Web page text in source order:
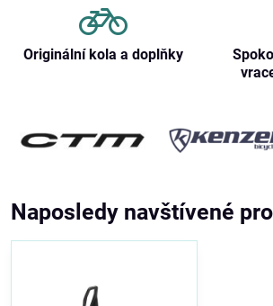
Originální kola a doplňky
Naposledy navštívené